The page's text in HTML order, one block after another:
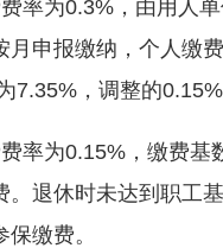
为0.3%，由用人单
月申报缴纳，个人缴
7.35%，调整的
为0.15%，缴费基
。退休时未达到职工
缴费。